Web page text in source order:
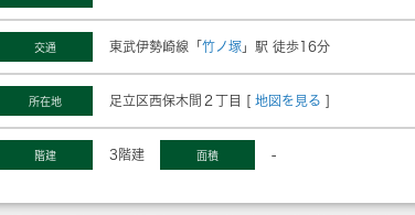
交通 東武伊勢崎線「 竹ノ塚 」駅 徒歩16分
所在地 足立区西保木間２丁目 [ 地図を見る ]
階建 3階建 面積 -